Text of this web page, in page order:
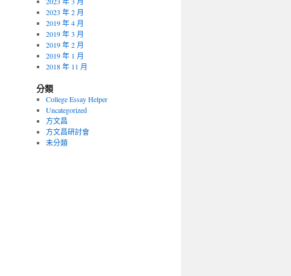
2023 年 2 月
2019 年 4 月
2019 年 3 月
2019 年 2 月
2019 年 1 月
2018 年 11 月
分類
College Essay Helper
Uncategorized
方文昌
方文昌研討會
未分類